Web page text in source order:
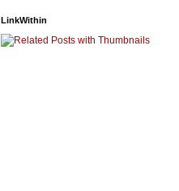
LinkWithin